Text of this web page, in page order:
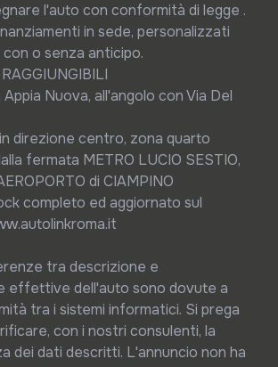
l'auto con conformità di legge .
in sede, personalizzati
o senza anticipo.
Appia Nuova, all'angolo con Via Del
direzione centro, zona quarto
fermata METRO LUCIO SESTIO,
di CIAMPINO
completo ed aggiornato sul
tra descrizione e
effettive dell'auto sono dovute a
tra i sistemi informatici. Si prega
con i nostri consulenti, la
dei dati descritti. L'annuncio non ha